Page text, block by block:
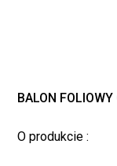
BALON
O produkcie :